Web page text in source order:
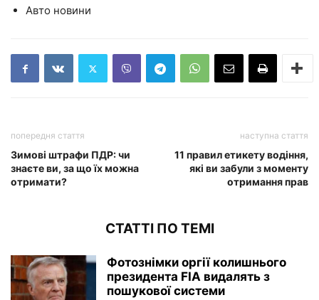
Авто новини
попередня стаття
Зимові штрафи ПДР: чи
знаєте ви, за що їх можна
отримати?
наступна стаття
11 правил етикету водіння,
які ви забули з моменту
отримання прав
СТАТТІ ПО ТЕМІ
Фотознімки оргії колишнього
президента FIA видалять з
пошукової системи